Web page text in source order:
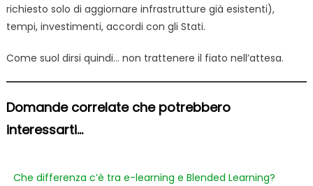
richiesto solo di aggiornare infrastrutture già esistenti),
tempi, investimenti, accordi con gli Stati.
Come suol dirsi quindi… non trattenere il fiato nell’attesa.
Domande correlate che potrebbero
interessarti...
Che differenza c’è tra e-learning e Blended Learning?